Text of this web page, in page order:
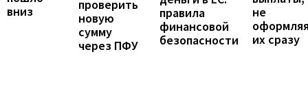
вниз
проверить
новую
сумму
через ПФУ
правила
финансовой
безопасности
не
их сразу